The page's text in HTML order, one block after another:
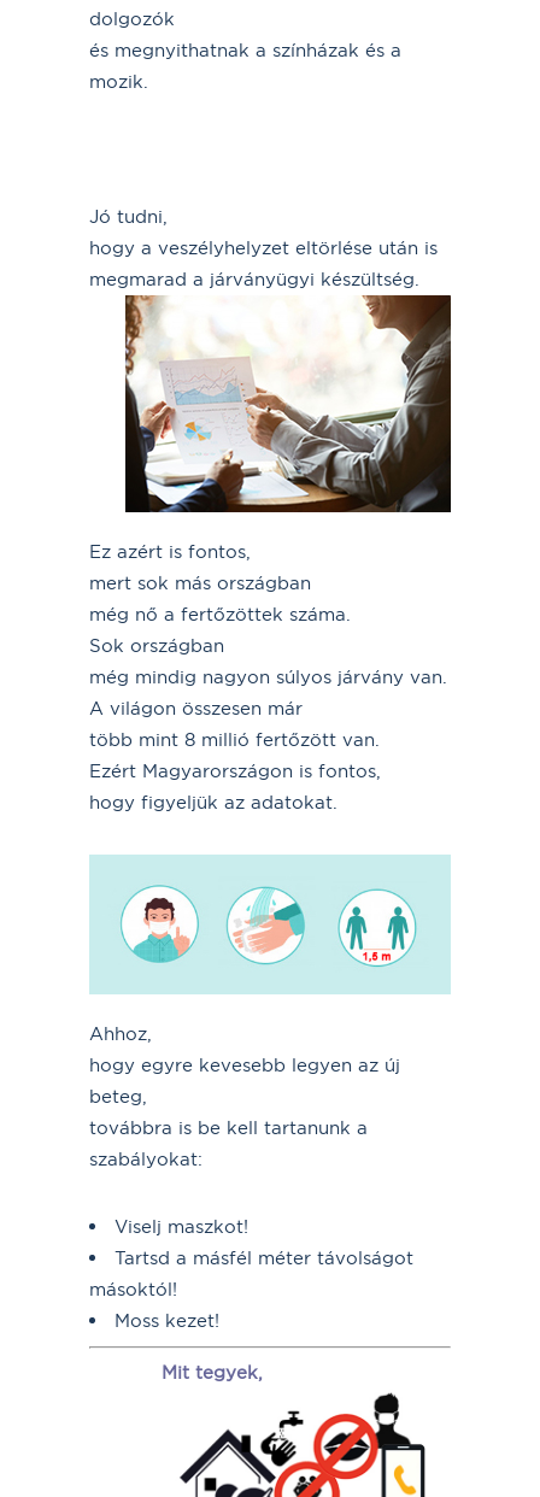
dolgozók
és megnyithatnak a színházak és a
mozik.
Jó tudni,
hogy a veszélyhelyzet eltörlése után is
megmarad a járványügyi készültség.
Ez azért is fontos,
mert sok más országban
még nő a fertőzöttek száma.
Sok országban
még mindig nagyon súlyos járvány van.
A világon összesen már
több mint 8 millió fertőzött van.
Ezért Magyarországon is fontos,
hogy figyeljük az adatokat.
Ahhoz,
hogy egyre kevesebb legyen az új
beteg,
továbbra is be kell tartanunk a
szabályokat:
Viselj maszkot!
Tartsd a másfél méter távolságot
másoktól!
Moss kezet!
Mit tegyek,